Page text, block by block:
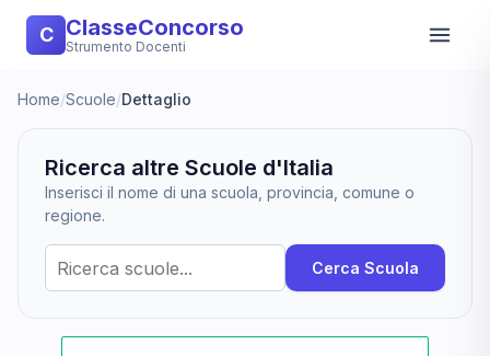
C ClasseConcorso
Strumento Docenti
Home/Scuole/Dettaglio
Ricerca altre Scuole d'Italia
Inserisci il nome di una scuola, provincia, comune o
regione.
Cerca Scuola